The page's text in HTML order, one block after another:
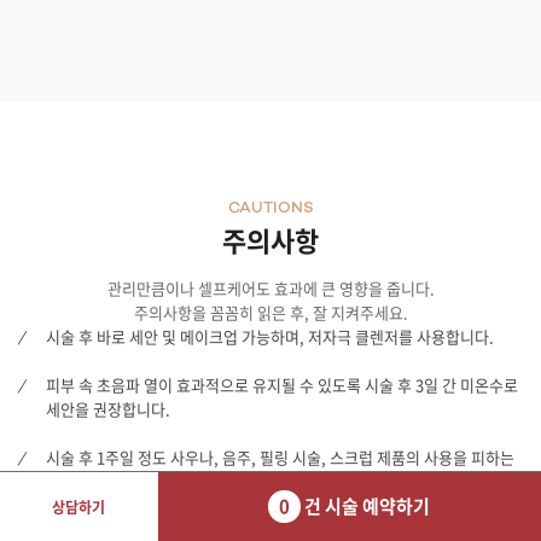
주의사항
CAUTIONS
관리만큼이나 셀프케어도 효과에 큰 영향을 줍니다.
주의사항을 꼼꼼히 읽은 후, 잘 지켜주세요.
시술 후 바로 세안 및 메이크업 가능하며, 저자극 클렌저를 사용합니다.
피부 속 초음파 열이 효과적으로 유지될 수 있도록 시술 후 3일 간 미온수로
세안을 권장합니다.
시술 후 1주일 정도 사우나, 음주, 필링 시술, 스크럽 제품의 사용을 피하는
시술 후 개인 차에 따라 며칠 간 일시적으로 피부가 욱신거리거나 미세한
상담하기 0 건 시술 예약하기